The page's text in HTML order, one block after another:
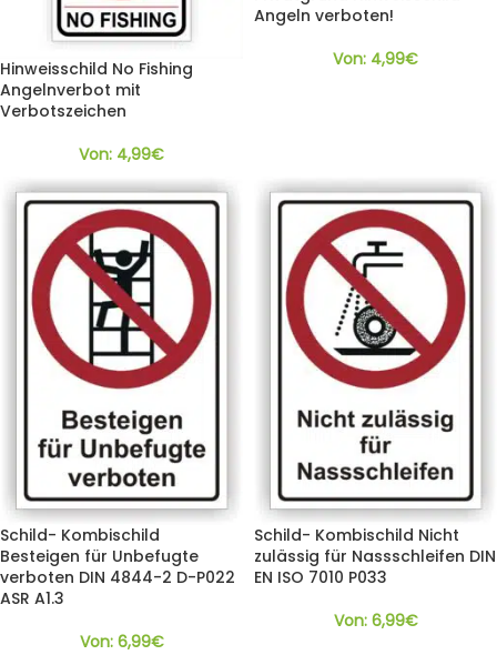
Hinweisschild No Fishing
Angelnverbot mit
Verbotszeichen
Von: 4,99€
Angeln verboten!
Von: 4,99€
Schild- Kombischild
Besteigen für Unbefugte
verboten DIN 4844-2 D-P022
ASR A1.3
Von: 6,99€
Schild- Kombischild Nicht
zulässig für Nassschleifen DIN
EN ISO 7010 P033
Von: 6,99€